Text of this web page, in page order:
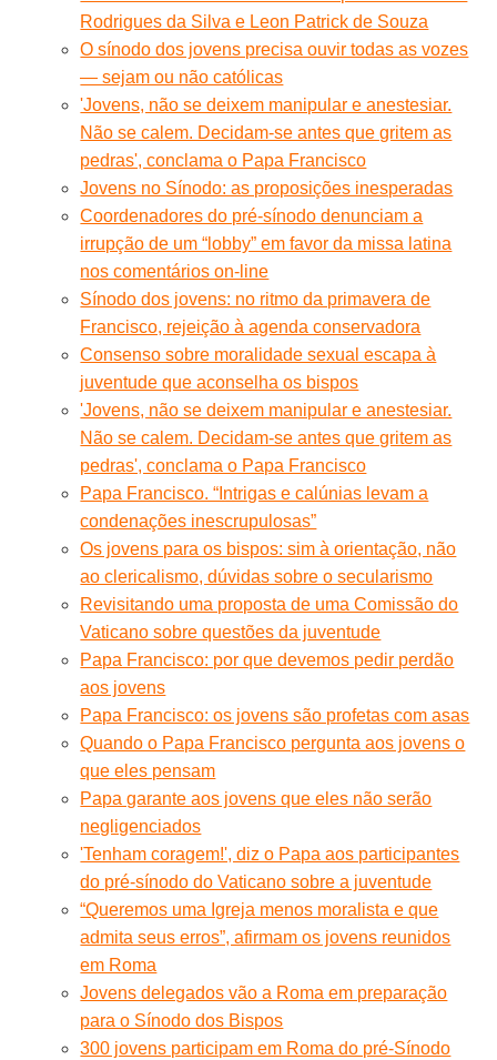
Rodrigues da Silva e Leon Patrick de Souza
O sínodo dos jovens precisa ouvir todas as vozes
— sejam ou não católicas
'Jovens, não se deixem manipular e anestesiar.
Não se calem. Decidam-se antes que gritem as
pedras', conclama o Papa Francisco
Jovens no Sínodo: as proposições inesperadas
Coordenadores do pré-sínodo denunciam a
irrupção de um “lobby” em favor da missa latina
nos comentários on-line
Sínodo dos jovens: no ritmo da primavera de
Francisco, rejeição à agenda conservadora
Consenso sobre moralidade sexual escapa à
juventude que aconselha os bispos
'Jovens, não se deixem manipular e anestesiar.
Não se calem. Decidam-se antes que gritem as
pedras', conclama o Papa Francisco
Papa Francisco. “Intrigas e calúnias levam a
condenações inescrupulosas”
Os jovens para os bispos: sim à orientação, não
ao clericalismo, dúvidas sobre o secularismo
Revisitando uma proposta de uma Comissão do
Vaticano sobre questões da juventude
Papa Francisco: por que devemos pedir perdão
aos jovens
Papa Francisco: os jovens são profetas com asas
Quando o Papa Francisco pergunta aos jovens o
que eles pensam
Papa garante aos jovens que eles não serão
negligenciados
'Tenham coragem!', diz o Papa aos participantes
do pré-sínodo do Vaticano sobre a juventude
“Queremos uma Igreja menos moralista e que
admita seus erros”, afirmam os jovens reunidos
em Roma
Jovens delegados vão a Roma em preparação
para o Sínodo dos Bispos
300 jovens participam em Roma do pré-Sínodo